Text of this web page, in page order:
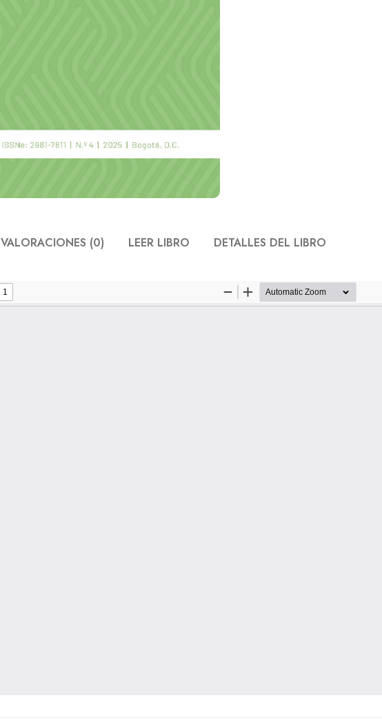
VALORACIONES (0) LEER LIBRO DETALLES DEL LIBRO